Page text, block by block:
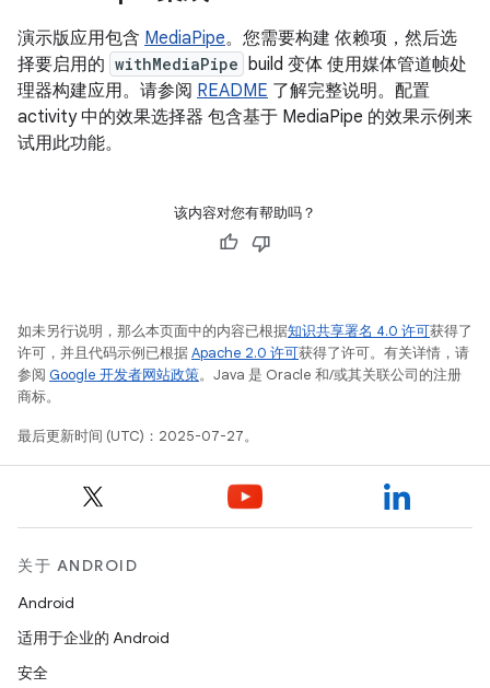
演示版应用包含 MediaPipe。您需要构建 依赖项，然后选
择要启用的 withMediaPipe build 变体 使用媒体管道帧处
理器构建应用。请参阅 README 了解完整说明。配置
activity 中的效果选择器 包含基于 MediaPipe 的效果示例来
试用此功能。
该内容对您有帮助吗？
如未另行说明，那么本页面中的内容已根据知识共享署名 4.0 许可获得了
许可，并且代码示例已根据Apache 2.0 许可获得了许可。有关详情，请
参阅 Google 开发者网站政策。Java 是 Oracle 和/或其关联公司的注册
商标。
最后更新时间 (UTC)：2025-07-27。
关于 ANDROID
Android
适用于企业的 Android
安全